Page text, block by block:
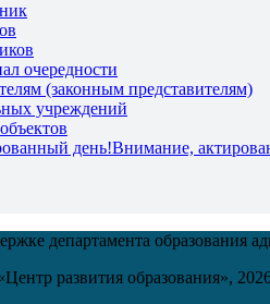
очередности
(законным представителям)
учреждений
Внимание,
департамента образования
развития образования»,